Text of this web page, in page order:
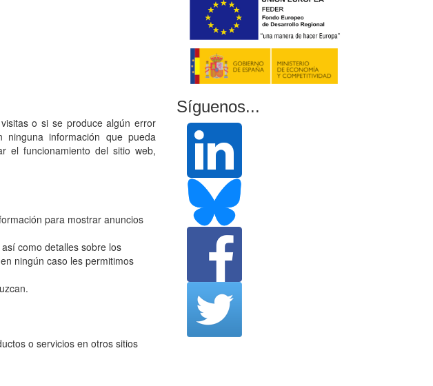
o si se produce algún error
información que pueda
el funcionamiento del sitio web,
para mostrar anuncios
como detalles sobre los
ningún caso les permitimos
o servicios en otros sitios
Síguenos...